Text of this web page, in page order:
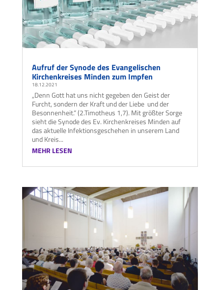
Aufruf der Synode des Evangelischen
Kirchenkreises Minden zum Impfen
18.12.2021
„Denn Gott hat uns nicht gegeben den Geist der
Furcht, sondern der Kraft und der Liebe und der
Besonnenheit.“ (2.Timotheus 1,7). Mit größter Sorge
sieht die Synode des Ev. Kirchenkreises Minden auf
das aktuelle Infek­tions­geschehen in unserem Land
und Kreis...
MEHR LESEN